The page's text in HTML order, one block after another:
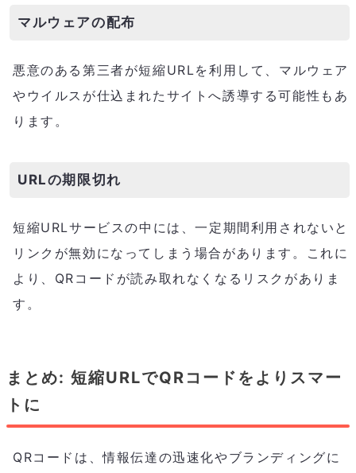
マルウェアの配布
悪意のある第三者が短縮URLを利用して、マルウェア
やウイルスが仕込まれたサイトへ誘導する可能性もあ
ります。
URLの期限切れ
短縮URLサービスの中には、一定期間利用されないと
リンクが無効になってしまう場合があります。これに
より、QRコードが読み取れなくなるリスクがありま
す。
まとめ: 短縮URLでQRコードをよりスマー
トに
QRコードは、情報伝達の迅速化やブランディングに